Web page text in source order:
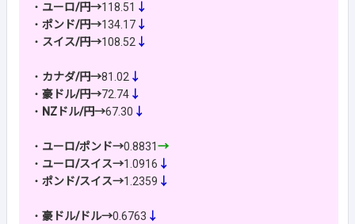
・ ユーロ/円→118.51 ↓
・ ポンド/円→134.17 ↓
・ スイス/円→108.52 ↓
・ カナダ/円→81.02 ↓
・ 豪ドル/円→72.74 ↓
・ NZドル/円→67.30 ↓
・ ユーロ/ポンド→0.8831→
・ ユーロ/スイス→1.0916 ↓
・ ポンド/スイス→1.2359 ↓
・ 豪ドル/ドル→0.6763 ↓